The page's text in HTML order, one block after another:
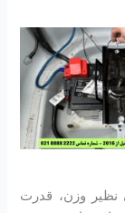
نظیر وزن، قدرت